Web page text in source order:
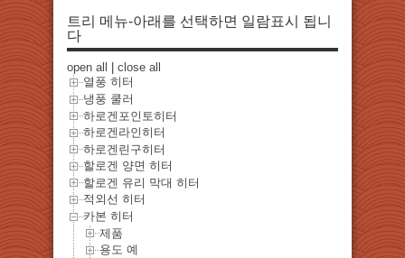
트리 메뉴-아래를 선택하면 일람표시 됩니
다
open all
close all
열풍 히터
냉풍 쿨러
하로겐포인토히터
하로겐라인히터
하로겐린구히터
할로겐 양면 히터
할로겐 유리 막대 히터
적외선 히터
카본 히터
제품
용도 예